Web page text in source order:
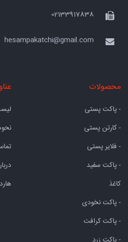
02133917838
hesampakatchi@gmail.com
محصولات
- پاکت پستی
- کارتن پستی
- فلایر پستی
- پاکت سفید
کاغذ
- پاکت نخودی
- پاکت کرافت